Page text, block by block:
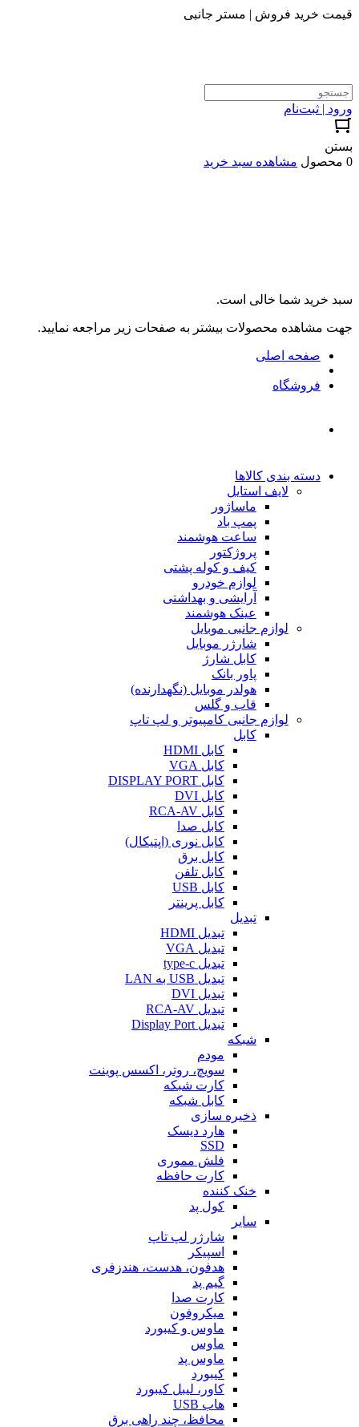
قیمت خرید فروش | مستر جانبی
ورود | ثبت‌نام
بستن
0 محصول
مشاهده سبد خرید
سبد خرید شما خالی است.
جهت مشاهده محصولات بیشتر به صفحات زیر مراجعه نمایید.
صفحه اصلی
فروشگاه
دسته بندی کالاها
لایف استایل
ماساژور
پمپ باد
ساعت هوشمند
پروژکتور
کیف و کوله پشتی
لوازم خودرو
آرایشی و بهداشتی
عینک هوشمند
لوازم جانبی موبایل
شارژر موبایل
کابل شارژ
پاور بانک
هولدر موبایل (نگهدارنده)
قاب و گلس
لوازم جانبی کامپیوتر و لپ تاپ
کابل
کابل HDMI
کابل VGA
کابل DISPLAY PORT
کابل DVI
کابل RCA-AV
کابل صدا
کابل نوری (اپتیکال)
کابل برق
کابل تلفن
کابل USB
کابل پرینتر
تبدیل
تبدیل HDMI
تبدیل VGA
تبدیل type-c
تبدیل USB به LAN
تبدیل DVI
تبدیل RCA-AV
تبدیل Display Port
شبکه
مودم
سویچ، روتر، اکسس پوینت
کارت شبکه
کابل شبکه
ذخیره سازی
هارد دیسک
SSD
فلش مموری
کارت حافظه
خنک کننده
کول پد
سایر
شارژر لپ تاپ
اسپیکر
هدفون، هدست، هندزفری
گیم پد
کارت صدا
میکروفون
ماوس و کیبورد
ماوس
ماوس پد
کیبورد
کاور، لیبل کیبورد
هاب USB
محافظ، چند راهی برق